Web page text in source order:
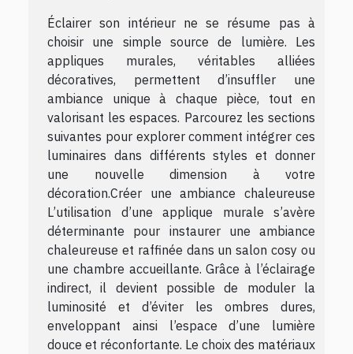
Éclairer son intérieur ne se résume pas à
choisir une simple source de lumière. Les
appliques murales, véritables alliées
décoratives, permettent d’insuffler une
ambiance unique à chaque pièce, tout en
valorisant les espaces. Parcourez les sections
suivantes pour explorer comment intégrer ces
luminaires dans différents styles et donner
une nouvelle dimension à votre
décoration.Créer une ambiance chaleureuse
L’utilisation d’une applique murale s’avère
déterminante pour instaurer une ambiance
chaleureuse et raffinée dans un salon cosy ou
une chambre accueillante. Grâce à l’éclairage
indirect, il devient possible de moduler la
luminosité et d’éviter les ombres dures,
enveloppant ainsi l’espace d’une lumière
douce et réconfortante. Le choix des matériaux